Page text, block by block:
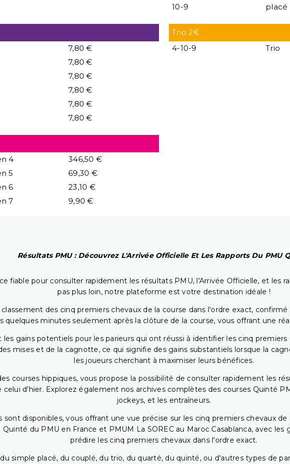
10-9
placé
7,80 €
7,80 €
7,80 €
7,80 €
7,80 €
7,80 €
Trio 2€
4-10-9
Trio
4
346,50 €
5
69,30 €
6
23,10 €
7 9,90 €
Résultats PMU : Découvrez L'Arrivée Officielle Et Les Rapports Du PMU
fiable pour consulter rapidement les résultats PMU, l'Arrivée Officielle, et les
pas plus loin, notre plateforme est votre destination idéale !
des cinq premiers chevaux de la course dans l'ordre exact,
quelques minutes seulement après la clôture de la course, vous offrant une
gains potentiels pour les parieurs qui ont réussi à identifier les cinq
mises et de la cagnotte, ce qui signifie des gains substantiels lorsque la
les joueurs cherchant à maximiser leurs bénéfices.
courses hippiques, vous propose la possibilité de consulter rapidement les
d'hier. Explorez également nos archives complètes des courses Quinté
jockeys, et les entraîneurs.
sont disponibles, vous offrant une vue précise sur les cinq premiers chevaux
du PMU en France et PMUM La SOREC au Maroc Casablanca, avec
prédire les cinq premiers chevaux dans l'ordre exact.
simple placé, du couplé, du trio, du quarté, du quinté, ou d'autres types de